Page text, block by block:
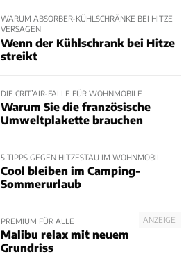
WARUM ABSORBER-KÜHLSCHRÄNKE BEI HITZE
VERSAGEN
Wenn der Kühlschrank bei Hitze
streikt
DIE CRIT’AIR-FALLE FÜR WOHNMOBILE
Warum Sie die französische
Umweltplakette brauchen
5 TIPPS GEGEN HITZESTAU IM WOHNMOBIL
Cool bleiben im Camping-
Sommerurlaub
ANZEIGE
PREMIUM FÜR ALLE
Malibu relax mit neuem
Grundriss